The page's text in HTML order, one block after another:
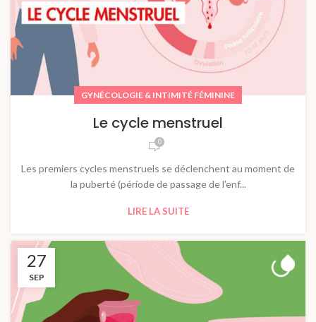
GYNÉCOLOGIE & INTIMITÉ FÉMININE
Le cycle menstruel
0
Les premiers cycles menstruels se déclenchent au moment de
la puberté (période de passage de l’enf...
LIRE LA SUITE
27
SEP